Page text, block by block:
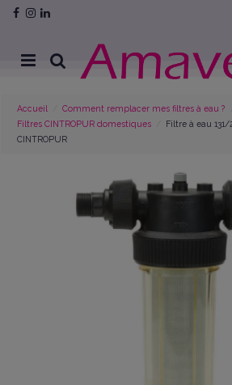
Accueil Comment remplacer mes filtres à eau ?
Filtres CINTROPUR domestiques
Filtre à eau
CINTROPUR